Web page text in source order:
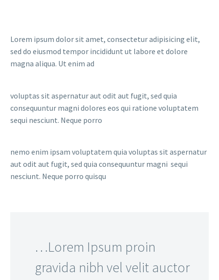
Lorem ipsum dolor sit amet, consectetur adipisicing elit,
sed do eiusmod tempor incididunt ut labore et dolore
magna aliqua. Ut enim ad
voluptas sit aspernatur aut odit aut fugit, sed quia
consequuntur magni dolores eos qui ratione voluptatem
sequi nesciunt. Neque porro
nemo enim ipsam voluptatem quia voluptas sit aspernatur
aut odit aut fugit, sed quia consequuntur magni sequi
nesciunt. Neque porro quisqu
…Lorem Ipsum proin
gravida nibh vel velit auctor